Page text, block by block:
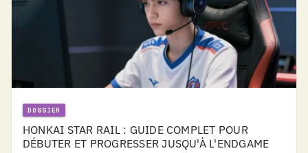
DOSSIER
HONKAI STAR RAIL : GUIDE COMPLET POUR
DÉBUTER ET PROGRESSER JUSQU'À L'ENDGAME